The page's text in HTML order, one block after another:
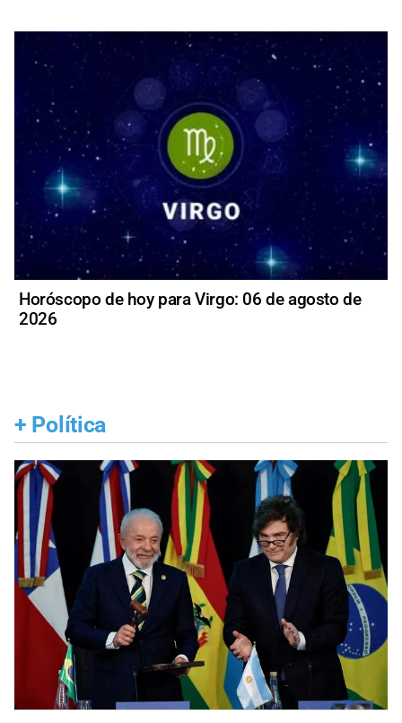
Horóscopo de hoy para Virgo: 06 de agosto de
2026
+ Política